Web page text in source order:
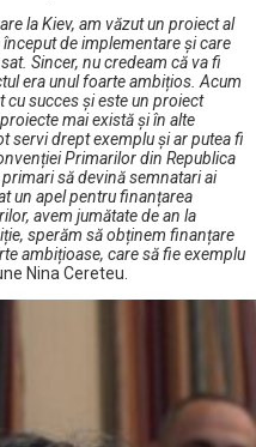
la Kiev, am văzut un proiect al
de implementare și care
Sincer, nu credeam că va fi
era unul foarte ambițios. Acum
cu succes și este un proiect
mai există și în alte
servi drept exemplu și ar putea fi
Primarilor din Republica
să devină semnatari ai
un apel pentru finanțarea
avem jumătate de an la
sperăm să obținem finanțare
ambițioase, care să fie exemplu
Nina Cereteu.